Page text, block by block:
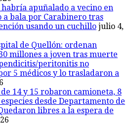
apuñalado a vecino en
a bala por Carabinero tras
usando un cuchillo julio 4,
de Quellón: ordenan
millones a joven tras muerte
peritonitis no
5 médicos y lo trasladaron a
14 y 15 robaron camioneta, 8
desde Departamento de
libres a la espera de